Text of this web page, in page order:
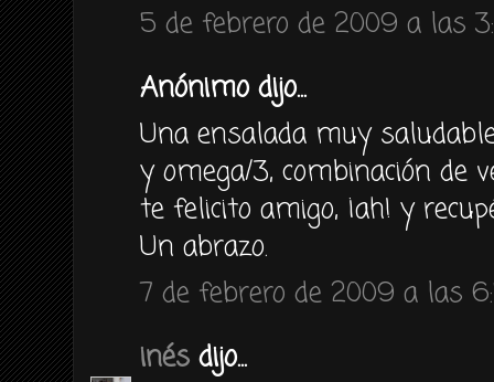
5 de febrero de 2009 a las
Anónimo dijo...
Una ensalada muy
y omega/3, combinación de
te felicito amigo, ¡ah! y
Un abrazo.
7 de febrero de 2009 a las
inés dijo...